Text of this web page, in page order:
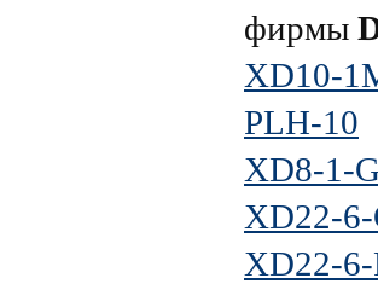
фирмы
XD10-
PLH-10
XD8-1-
XD22-
XD22-